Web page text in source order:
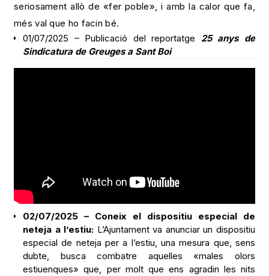
seriosament allò de «fer poble», i amb la calor que fa,
més val que ho facin bé.
01/07/2025 – Publicació del reportatge 25 anys de
Sindicatura de Greuges a Sant Boi
02/07/2025 – Coneix el dispositiu especial de
neteja a l’estiu: L’Ajuntament va anunciar un dispositiu
especial de neteja per a l’estiu, una mesura que, sens
dubte, busca combatre aquelles «males olors
estiuenques» que, per molt que ens agradin les nits